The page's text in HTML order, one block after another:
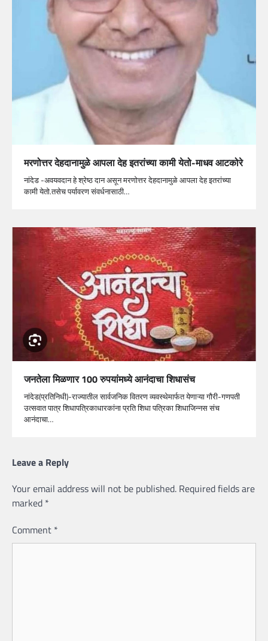
मरणोत्तर देहदानामुळे आपला देह इतरांच्या कामी येतो-माधव आटकोरे
नांदेड -अवयवदान हे श्रेष्ठ दान असून मरणोत्तर देहदानामुळे आपला देह इतरांच्या
कामी येतो.तसेच पर्यावरण संवर्धनासाठी…
जनतेला मिळणार 100 रुपयांमध्ये आनंदाचा शिधासंच
नांदेड(प्रतिनिधी)-राज्यातील सार्वजनिक वितरण व्यवस्थेमार्फत येणाऱ्या गौरी-गणपती
उत्सवात पात्र शिधापत्रिकाधारकांना प्रति शिधा पत्रिका शिधाजिन्नस संच
आनंदाचा…
Leave a Reply
Your email address will not be published. Required fields are
marked *
Comment *